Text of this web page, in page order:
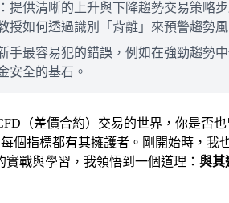
：提供清晰的上升與下降趨勢交易策略
授如何透過識別「背離」來預警趨勢風
手最容易犯的錯誤，例如在強勁趨勢
安全的基石。
（差價合約）交易的世界，你是否
個指標都有其擁護者。剛開始時，我
戰與學習，我領悟到一個道理： 與其